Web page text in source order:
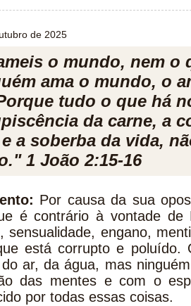
de 2025
o mundo, nem o
ama o mundo, o
tudo o que há
da carne, a
a soberba da vida,
1 João 2:15-16
Por causa da sua
é contrário à vontade de
sensualidade, engano,
está corrupto e poluído.
do ar, da água, mas
das mentes e com o
por todas essas coisas.